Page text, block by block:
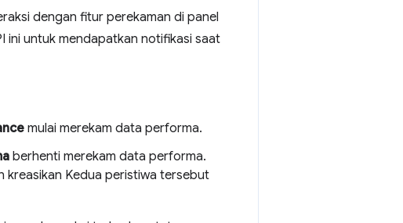
dengan fitur perekaman di panel
ini untuk mendapatkan notifikasi saat
mulai merekam data performa.
berhenti merekam data performa.
kreasikan Kedua peristiwa tersebut